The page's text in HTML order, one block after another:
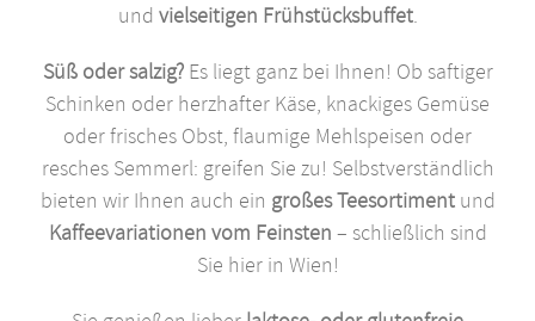
und vielseitigen Frühstücksbuffet.
Süß oder salzig?Es liegt ganz bei Ihnen! Ob saftiger
Schinken oder herzhafter Käse, knackiges Gemüse
oder frisches Obst, flaumige Mehlspeisen oder
resches Semmerl: greifen Sie zu! Selbstverständlich
bieten wir Ihnen auch ein großes Teesortimentund
Kaffeevariationen vom Feinsten – schließlich sind
Sie hier in Wien!